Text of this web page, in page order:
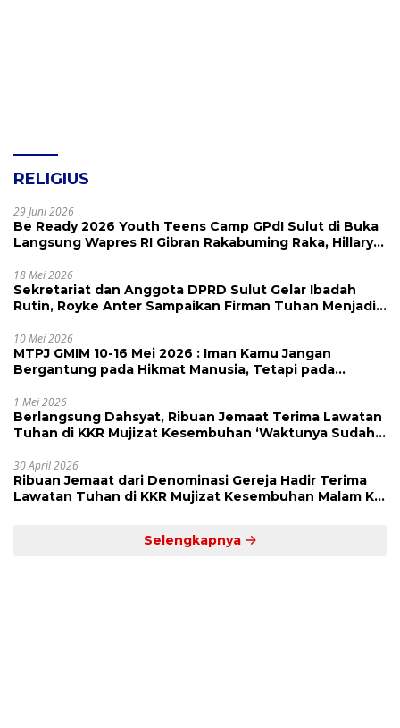
RELIGIUS
29 Juni 2026
Be Ready 2026 Youth Teens Camp GPdI Sulut di Buka
Langsung Wapres RI Gibran Rakabuming Raka, Hillary
18 Mei 2026
Sekretariat dan Anggota DPRD Sulut Gelar Ibadah
Rutin, Royke Anter Sampaikan Firman Tuhan Menjadi
10 Mei 2026
MTPJ GMIM 10-16 Mei 2026 : Iman Kamu Jangan
Bergantung pada Hikmat Manusia, Tetapi pada
1 Mei 2026
Berlangsung Dahsyat, Ribuan Jemaat Terima Lawatan
Tuhan di KKR Mujizat Kesembuhan ‘Waktunya Sudah
30 April 2026
Ribuan Jemaat dari Denominasi Gereja Hadir Terima
Lawatan Tuhan di KKR Mujizat Kesembuhan Malam Ke
Selengkapnya